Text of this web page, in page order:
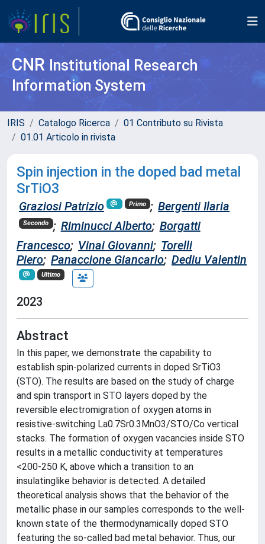
CNR Institutional Research
Information System
IRIS Catalogo Ricerca
01 Contributo su Rivista
01.01 Articolo in rivista
Spin injection in the doped bad metal
SrTiO3
Graziosi Patrizio Primo ; Bergenti Ilaria
Secondo ; Riminucci Alberto; Borgatti
Francesco; Vinai Giovanni; Torelli
Piero; Panaccione Giancarlo; Dediu Valentin
Ultimo
2023
Abstract
In this paper, we demonstrate the capability to
establish spin-polarized currents in doped SrTiO3
(STO). The results are based on the study of charge
and spin transport in STO layers doped by the
reversible electromigration of oxygen atoms in
resistive-switching La0.7Sr0.3MnO3/STO/Co vertical
stacks. The formation of oxygen vacancies inside STO
results in a metallic conductivity at temperatures
<200-250 K, above which a transition to an
insulatinglike behavior is detected. A detailed
theoretical analysis shows that the behavior of the
metallic phase in our samples corresponds to the well-
known state of the thermodynamically doped STO
featuring the so-called bad metal behavior. Thus, our